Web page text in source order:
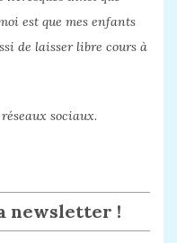
est que mes enfants
de laisser libre cours à
sociaux.
newsletter !